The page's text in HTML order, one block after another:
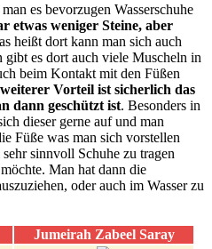
es bevorzugen Wasserschuhe
etwas weniger Steine, aber
heißt dort kann man sich auch
gibt es dort auch viele Muscheln in
beim Kontakt mit den Füßen
Vorteil ist sicherlich das
dann geschützt ist. Besonders in
dieser gerne auf und man
Füße was man sich vorstellen
sinnvoll Schuhe zu tragen
Man hat dann die
oder auch im Wasser zu
Jumeirah Zabeel Saray